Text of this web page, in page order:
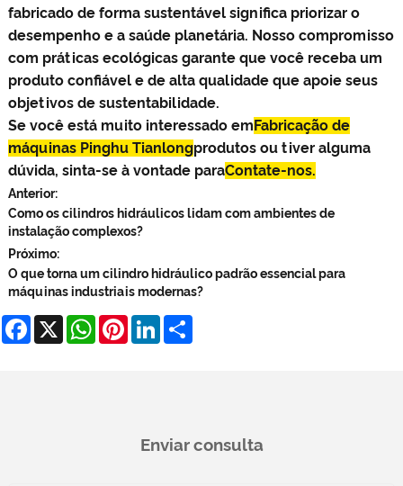
fabricado de forma sustentável significa priorizar o
desempenho e a saúde planetária. Nosso compromisso
com práticas ecológicas garante que você receba um
produto confiável e de alta qualidade que apoie seus
objetivos de sustentabilidade.
Se você está muito interessado emFabricação de
máquinas Pinghu Tianlongprodutos ou tiver alguma
dúvida, sinta-se à vontade paraContate-nos.
Anterior:
Como os cilindros hidráulicos lidam com ambientes de
instalação complexos?
Próximo:
O que torna um cilindro hidráulico padrão essencial para
máquinas industriais modernas?
Facebook
X WhatsApp
Pinterest
LinkedIn
Enviar consulta